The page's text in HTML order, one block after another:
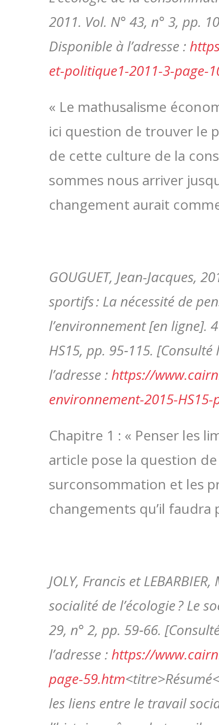
2011. Vol. N° 43, n° 3, pp.
Disponible à l’adresse :
et-politique1-2011-3-page-
« Le mathusalisme
ici question de trouver le
de cette culture de la
sommes nous arriver
changement aurait
GOUGUET, Jean-Jacques,
sportifs : La nécessité de
l’environnement [en ligne].
HS15, pp. 95‑115.
l’adresse : https://
environnement-2015-
Chapitre 1 : « Penser les
article pose la question
surconsommation et les
changements qu’il faudra
JOLY, Francis et
socialité de l’écologie ? Le
29, n° 2, pp. 59‑66.
l’adresse : https://
page-59.htm
les liens entre le travail